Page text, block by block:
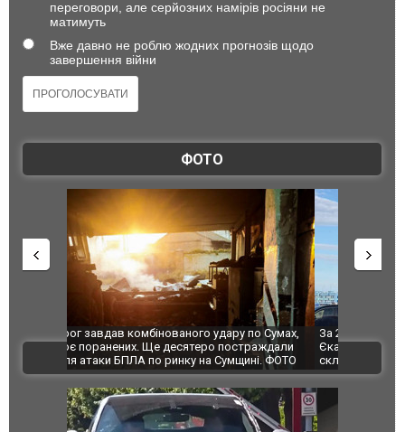
переговори, але серйозних намірів росіяни не
матимуть
Вже давно не роблю жодних прогнозів щодо
завершення війни
ФОТО
За 2000 кілометрів від кордону з Україною: в
Єкатеринбурзі після атаки дронів загорівся
склад Wildberries. ФОТО. ВІДЕО
"Мої
ВІДЕО